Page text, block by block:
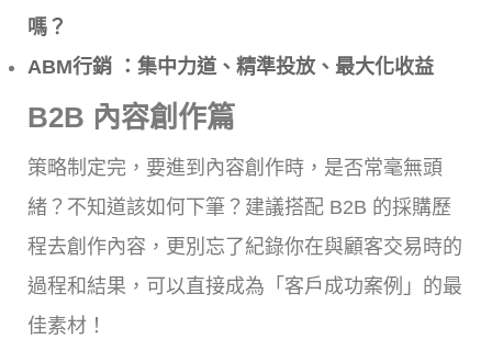
嗎？
ABM行銷 ：集中力道、精準投放、最大化收益
B2B 內容創作篇
策略制定完，要進到內容創作時，是否常毫無頭
緒？不知道該如何下筆？建議搭配 B2B 的採購歷
程去創作內容，更別忘了紀錄你在與顧客交易時的
過程和結果，可以直接成為「客戶成功案例」的最
佳素材！